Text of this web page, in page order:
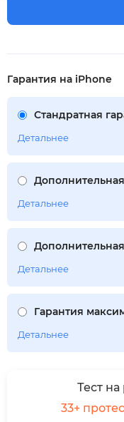
Гарантия на iPhone
Стандратная
Детальнее
Детальнее
Детальнее
Гарантия
Детальнее
Тест
33+